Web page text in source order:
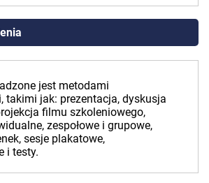
jest metodami
takimi jak: prezentacja, dyskusja
filmu szkoleniowego,
zespołowe i grupowe,
sesje plakatowe,
i testy.